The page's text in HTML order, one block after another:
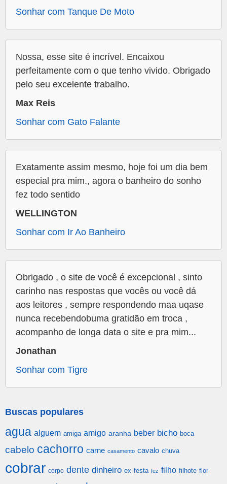
Sonhar com Tanque De Moto
Nossa, esse site é incrível. Encaixou
perfeitamente com o que tenho vivido. Obrigado
pelo seu excelente trabalho.
Max Reis
Sonhar com Gato Falante
Exatamente assim mesmo, hoje foi um dia bem
especial pra mim., agora o banheiro do sonho
fez todo sentido
WELLINGTON
Sonhar com Ir Ao Banheiro
Obrigado , o site de você é excepcional , sinto
carinho nas respostas que vocês ou você dá
aos leitores , sempre respondendo maa uqase
nunca recebendobuma gratidão em troca ,
acompanho de longa data o site e pra mim...
Jonathan
Sonhar com Tigre
Buscas populares
agua alguem amiga amigo aranha beber bicho boca
cabelo cachorro carne casamento cavalo chuva
cobrar corpo dente dinheiro ex festa fez filho filhote flor